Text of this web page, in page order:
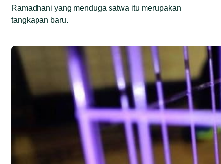
Ramadhani yang menduga satwa itu merupakan
tangkapan baru.